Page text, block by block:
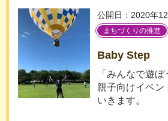
公開日：2020年
まちづくりの推進
Baby Step
「みんなで遊
親子向けイベン
いきます。